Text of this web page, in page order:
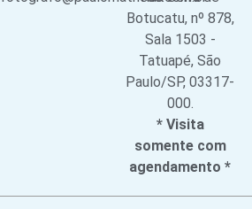
Botucatu, nº 878,
Sala 1503 -
Tatuapé, São
Paulo/SP, 03317-
000.
* Visita
somente com
agendamento *